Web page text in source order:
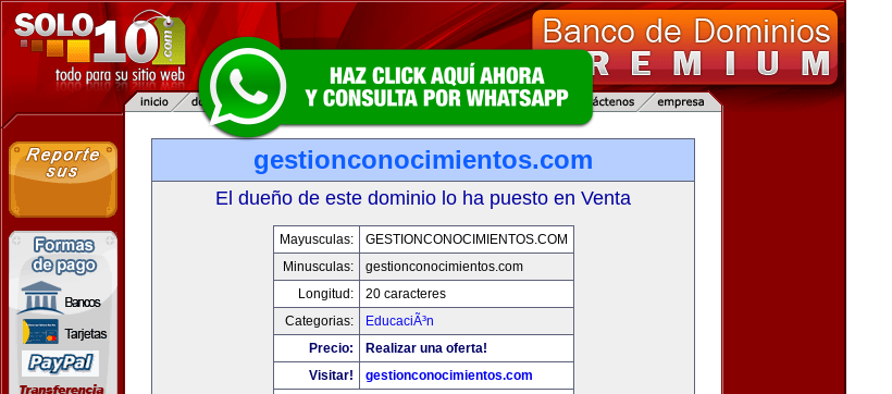
gestionconocimientos.com
El dueño de este dominio lo ha puesto en Venta
Mayusculas:
GESTIONCONOCIMIENTOS.COM
Minusculas:
gestionconocimientos.com
Longitud:
20 caracteres
Categorias:
EducaciÃ³n
Precio:
Realizar una oferta!
Visitar!
gestionconocimientos.com